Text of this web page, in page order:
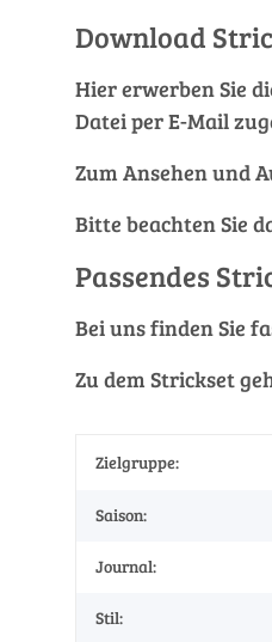
Download
Hier erwerben Sie
Datei per E-Mail
Zum Ansehen und
Bitte beachten Sie
Passendes
Bei uns finden Sie
Zu dem Strickset
Zielgruppe:
Saison:
Journal:
Stil: